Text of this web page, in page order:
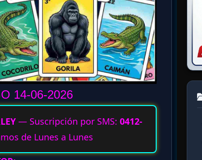
14-06-2026
— Suscripción por SMS: 0412-
de Lunes a Lunes